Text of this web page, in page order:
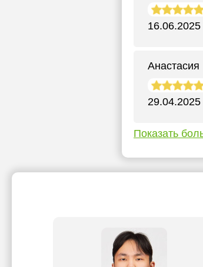
16.06.2025
Анастасия
29.04.2025
Показать